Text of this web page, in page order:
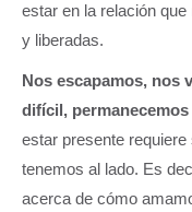
estar en la relación
y liberadas.
Nos escapamos, nos
difícil,
estar presente
tenemos al lado. Es
acerca de cómo